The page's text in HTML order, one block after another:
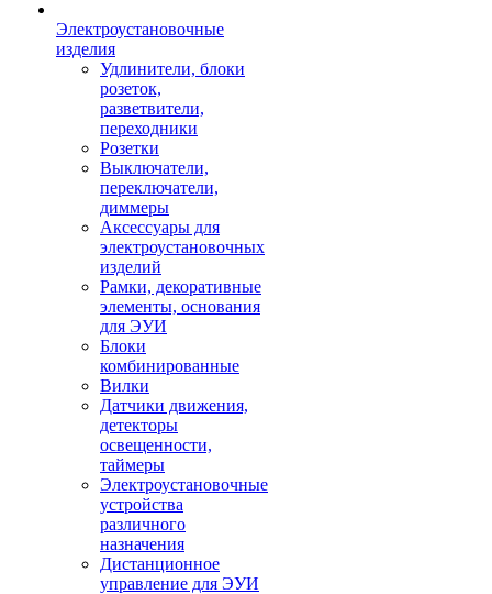
Электроустановочные
изделия
Удлинители, блоки
розеток,
разветвители,
переходники
Розетки
Выключатели,
переключатели,
диммеры
Аксессуары для
электроустановочных
изделий
Рамки, декоративные
элементы, основания
для ЭУИ
Блоки
комбинированные
Вилки
Датчики движения,
детекторы
освещенности,
таймеры
Электроустановочные
устройства
различного
назначения
Дистанционное
управление для ЭУИ